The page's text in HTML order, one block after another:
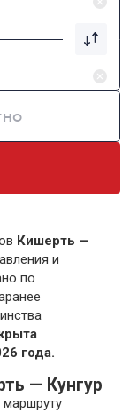
Кишерть —
и
по
года.
— Кунгур
маршруту